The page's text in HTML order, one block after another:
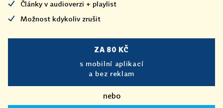
Články v audioverzi + playlist
Možnost kdykoliv zrušit
ZA 80 KČ
s mobilní aplikací
a bez reklam
nebo